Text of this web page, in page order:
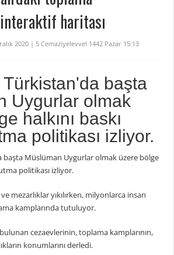
haritası
2020 | 5 Cemaziyelevvel 1442 Pazar 15:13
başta
Uygurlar olmak
halkını baskı
politikası izliyor.
başta Müslüman Uygurlar olmak üzere bölge
politikası izliyor.
mezarlıklar yıkılırken, milyonlarca insan
kamplarında tutuluyor.
cezaevlerinin, toplama kamplarının,
konumlarını derledi.